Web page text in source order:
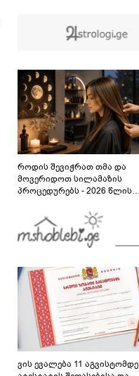
როდის შევიჭრათ თმა და
მოვერიდოთ სილამაზის
პროცედურებს - 2026 წლის
გზამკვლევი
ვის ევალება 11 აგვისტომდე